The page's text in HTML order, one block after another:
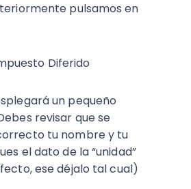
pulsamos en
un pequeño
revisar que se
tu nombre y tu
el dato de la “unidad”
ese déjalo tal cual)